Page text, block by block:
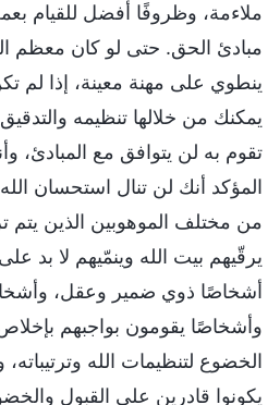
ملاءمة، وظروفًا أفضل للقيام
مبادئ الحق. حتى لو كان معظم
ينطوي على مهنة معينة، إذا لم
يمكنك من خلالها تنظيمه
تقوم به لن يتوافق مع
المؤكد أنك لن تنال استحسان
من مختلف الموهوبين الذين يتم
يرقّيهم بيت الله وينمّيهم لا بد
أشخاصًا ذوي ضمير وعقل،
وأشخاصًا يقومون بواجبهم
الخضوع لتنظيمات الله
يكونوا قادرين على القبول